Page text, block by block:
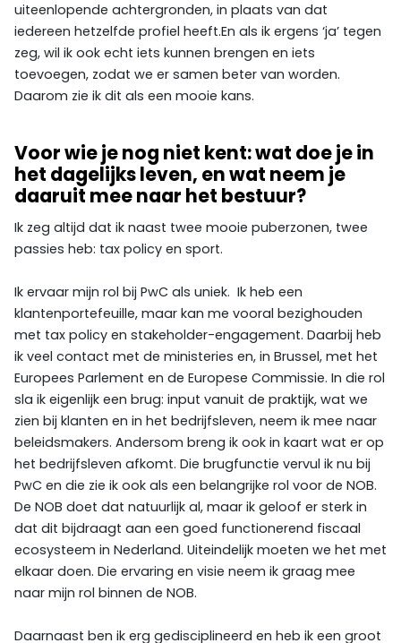
uiteenlopende achtergronden, in plaats van dat
iedereen hetzelfde profiel heeft.En als ik ergens ‘ja’ tegen
zeg, wil ik ook echt iets kunnen brengen en iets
toevoegen, zodat we er samen beter van worden.
Daarom zie ik dit als een mooie kans.
Voor wie je nog niet kent: wat doe je in
het dagelijks leven, en wat neem je
daaruit mee naar het bestuur?
Ik zeg altijd dat ik naast twee mooie puberzonen, twee
passies heb: tax policy en sport.
Ik ervaar mijn rol bij PwC als uniek. Ik heb een
klantenportefeuille, maar kan me vooral bezighouden
met tax policy en stakeholder-engagement. Daarbij heb
ik veel contact met de ministeries en, in Brussel, met het
Europees Parlement en de Europese Commissie. In die rol
sla ik eigenlijk een brug: input vanuit de praktijk, wat we
zien bij klanten en in het bedrijfsleven, neem ik mee naar
beleidsmakers. Andersom breng ik ook in kaart wat er op
het bedrijfsleven afkomt. Die brugfunctie vervul ik nu bij
PwC en die zie ik ook als een belangrijke rol voor de NOB.
De NOB doet dat natuurlijk al, maar ik geloof er sterk in
dat dit bijdraagt aan een goed functionerend fiscaal
ecosysteem in Nederland. Uiteindelijk moeten we het met
elkaar doen. Die ervaring en visie neem ik graag mee
naar mijn rol binnen de NOB.
Daarnaast ben ik erg gedisciplineerd en heb ik een groot